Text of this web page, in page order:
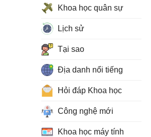
Khoa học quân sự
Lịch sử
Tại sao
Địa danh nổi tiếng
Hỏi đáp Khoa học
Công nghệ mới
Khoa học máy tính